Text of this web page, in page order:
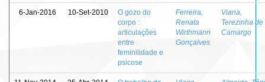
6-Jan-2016 10-Set-2010
O gozo do
corpo :
articulações
entre
feminilidade e
psicose
Ferreira,
Renata
Wirthmann
Gonçalves
Viana,
Terezinha de
Camargo